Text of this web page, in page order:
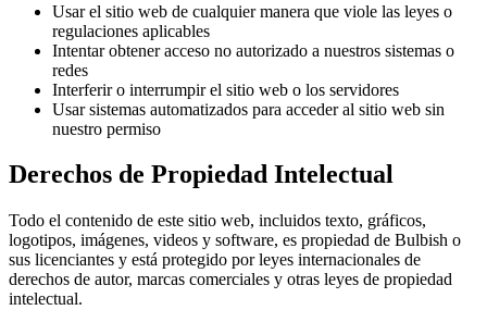
Usar el sitio web de cualquier manera que viole las leyes o
regulaciones aplicables
Intentar obtener acceso no autorizado a nuestros sistemas o
redes
Interferir o interrumpir el sitio web o los servidores
Usar sistemas automatizados para acceder al sitio web sin
nuestro permiso
Derechos de Propiedad Intelectual
Todo el contenido de este sitio web, incluidos texto, gráficos,
logotipos, imágenes, videos y software, es propiedad de Bulbish o
sus licenciantes y está protegido por leyes internacionales de
derechos de autor, marcas comerciales y otras leyes de propiedad
intelectual.